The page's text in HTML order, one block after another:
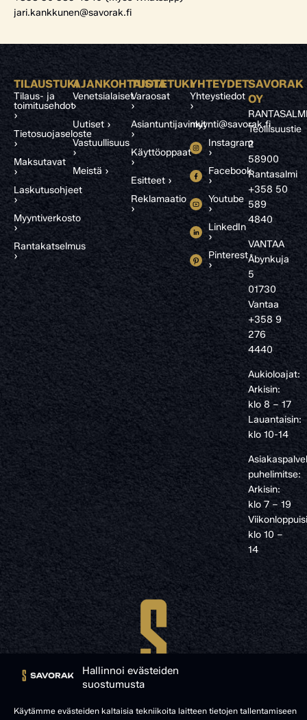
Hallinnoi evästeiden
suostumusta
Käytämme evästeiden kaltaisia tekniikoita laitteen tietojen tallentamiseen
jari.kankkunen@savorak.fi
TILAUSTUKI
Tilaus- ja
toimitusehdot
›
Tietosuojaseloste
›
Maksutavat
›
Laskutusohjeet
›
Myyntiverkosto
›
Rantakatselmus
›
AJANKOHTAISTA
Venetsialaiset
›
Uutiset ›
Vastuullisuus
›
Meistä ›
TUOTETUKI
Varaosat
›
Asiantuntijavinkit
›
Käyttöoppaat
›
Esitteet ›
Reklamaatio
›
YHTEYDET
Yhteystiedot
›
myynti@savorak.fi
Instagram
›
Facebook
›
Youtube
›
LinkedIn
›
Pinterest
›
SAVORAK
OY
Teollisuustie
2
58900
Rantasalmi
+358 50
589
4840
VANTAA
Åbynkuja
5
01730
Vantaa
+358 9
276
4440
Aukioloajat:
Arkisin:
klo 8 – 17
Lauantaisin:
klo 10-14
puhelimitse:
Arkisin:
klo 7 – 19
klo 10 –
14